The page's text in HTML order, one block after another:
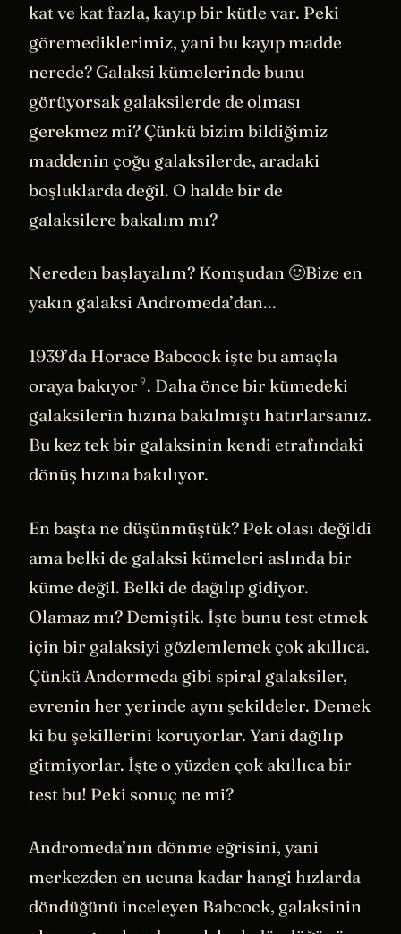
kat ve kat fazla, kayıp bir kütle var. Peki
göremediklerimiz, yani bu kayıp madde
nerede? Galaksi kümelerinde bunu
görüyorsak galaksilerde de olması
gerekmez mi? Çünkü bizim bildiğimiz
maddenin çoğu galaksilerde, aradaki
boşluklarda değil. O halde bir de
galaksilere bakalım mı?
Nereden başlayalım? Komşudan 🙂Bize en
yakın galaksi Andromeda’dan...
1939’da Horace Babcock işte bu amaçla
oraya bakıyor
. Daha önce bir kümedeki
galaksilerin hızına bakılmıştı hatırlarsanız.
Bu kez tek bir galaksinin kendi etrafındaki
dönüş hızına bakılıyor.
En başta ne düşünmüştük? Pek olası değildi
ama belki de galaksi kümeleri aslında bir
küme değil. Belki de dağılıp gidiyor.
Olamaz mı? Demiştik. İşte bunu test etmek
için bir galaksiyi gözlemlemek çok akıllıca.
Çünkü Andormeda gibi spiral galaksiler,
evrenin her yerinde aynı şekildeler. Demek
ki bu şekillerini koruyorlar. Yani dağılıp
gitmiyorlar. İşte o yüzden çok akıllıca bir
test bu! Peki sonuç ne mi?
Andromeda’nın dönme eğrisini, yani
merkezden en ucuna kadar hangi hızlarda
döndüğünü inceleyen Babcock, galaksinin